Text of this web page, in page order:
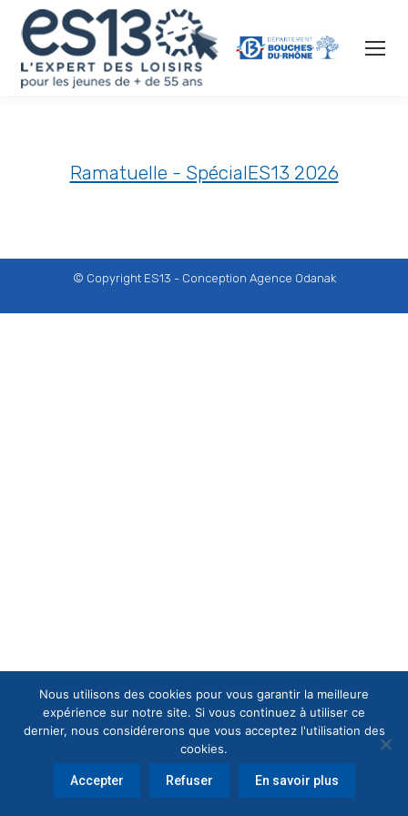
Ramatuelle - SpécialES13 2026
© Copyright ES13 - Conception Agence Odanak
Nous utilisons des cookies pour vous garantir la meilleure
expérience sur notre site. Si vous continuez à utiliser ce
dernier, nous considérerons que vous acceptez l'utilisation des
cookies.
Accepter Refuser En savoir plus